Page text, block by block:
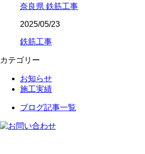
奈良県 鉄筋工事
2025/05/23
鉄筋工事
カテゴリー
お知らせ
施工実績
ブログ記事一覧